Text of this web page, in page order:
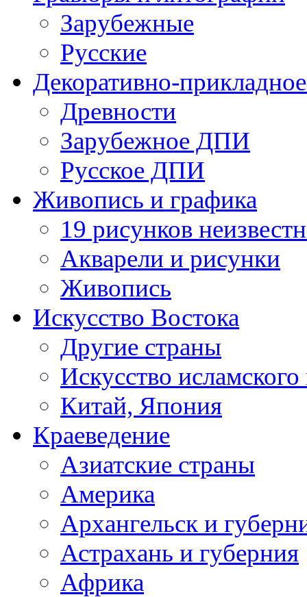
Зарубежные
Русские
Декоративно-
Древности
Зарубежное ДПИ
Русское ДПИ
Живопись и графика
19 рисунков
Акварели и рисунки
Живопись
Искусство Востока
Другие страны
Искусство
Китай, Япония
Краеведение
Азиатские страны
Америка
Архангельск и
Астрахань и губерния
Африка